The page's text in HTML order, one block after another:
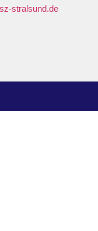
stralsund.de